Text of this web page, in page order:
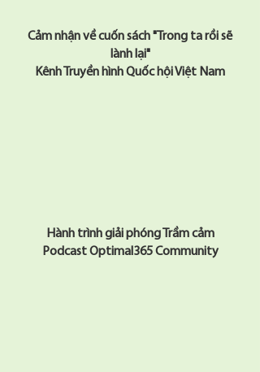
​Cảm nhận về cuốn sách "Trong ta rồi sẽ
lành lại"
​Kênh Truyền hình Quốc hội Việt Nam
Hành trình giải phóng Trầm cảm
​Podcast Optimal365 Community